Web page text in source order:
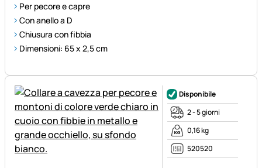
Per pecore e capre
Con anello a D
Chiusura con fibbia
Dimensioni: 65 x 2,5 cm
Disponibile
2 - 5 giorni
0,16 kg
520520